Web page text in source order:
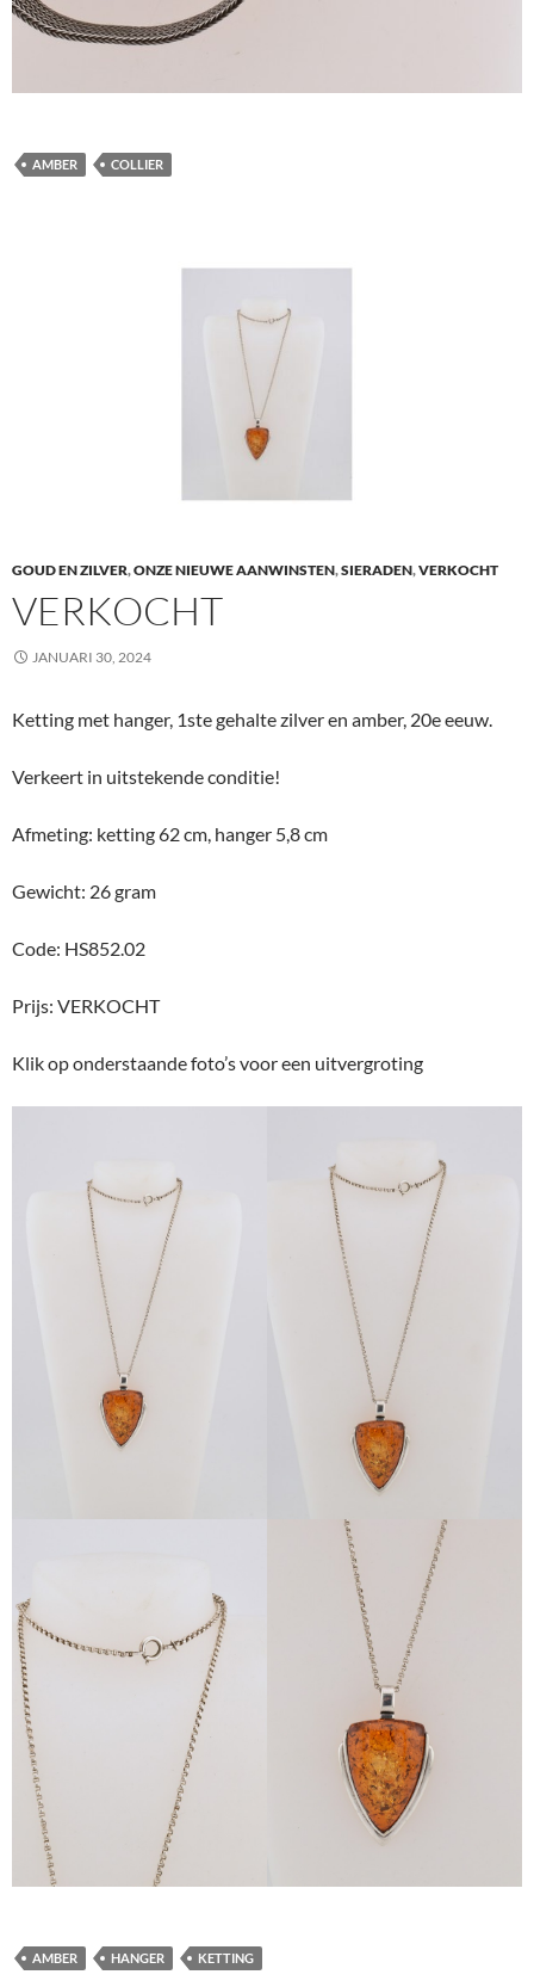
AMBER COLLIER
GOUD EN ZILVER,ONZE NIEUWE AANWINSTEN,SIERADEN,VERKOCHT
VERKOCHT
JANUARI 30, 2024
Ketting met hanger, 1ste gehalte zilver en amber, 20e eeuw.
Verkeert in uitstekende conditie!
Afmeting: ketting 62 cm, hanger 5,8 cm
Gewicht: 26 gram
Code: HS852.02
Prijs: VERKOCHT
Klik op onderstaande foto’s voor een uitvergroting
AMBER HANGER KETTING